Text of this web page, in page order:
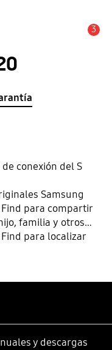
3
conexión del S
Samsung
para compartir
familia y otros
para localizar
y descargas